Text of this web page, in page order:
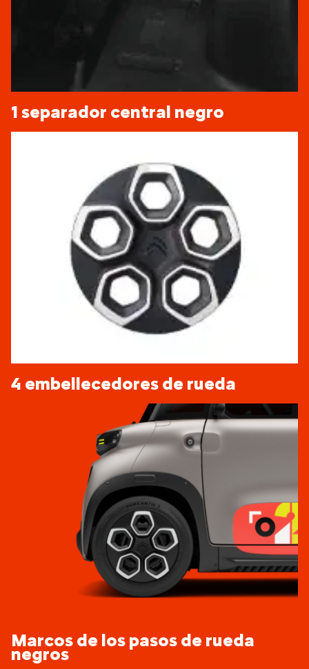
1 separador central negro
4 embellecedores de rueda
Marcos de los pasos de rueda
negros